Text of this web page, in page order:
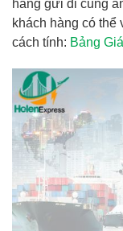
hàng gửi đi cũng
khách hàng có thể
cách tính: Bảng